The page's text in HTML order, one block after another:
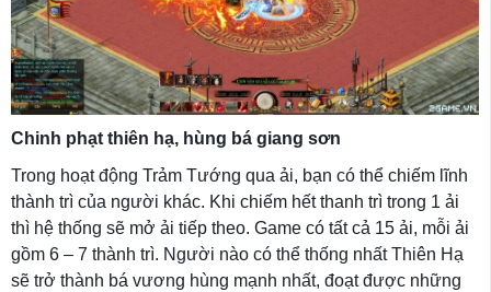
Chinh phạt thiên hạ, hùng bá giang sơn
Trong hoạt động Trảm Tướng qua ải, bạn có thể chiếm lĩnh
thành trì của người khác. Khi chiếm hết thanh trì trong 1 ải
thì hệ thống sẽ mở ải tiếp theo. Game có tất cả 15 ải, mỗi ải
gồm 6 – 7 thành trì. Người nào có thể thống nhất Thiên Hạ
sẽ trở thành bá vương hùng mạnh nhất, đoạt được những